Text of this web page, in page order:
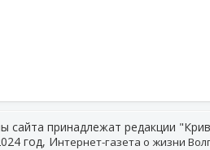
сайта принадлежат редакции
год, Интернет-газета о жизни